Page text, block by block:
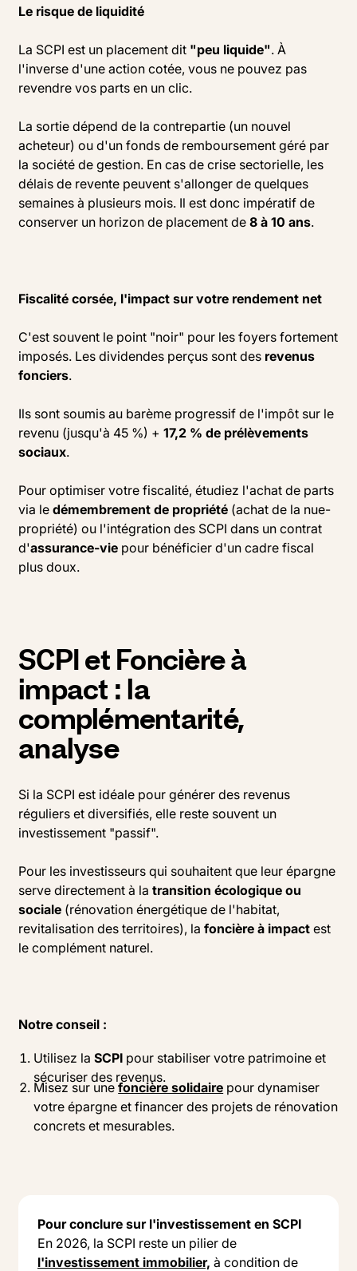
Le risque de liquidité
La SCPI est un placement dit "peu liquide". À
l'inverse d'une action cotée, vous ne pouvez pas
revendre vos parts en un clic.
La sortie dépend de la contrepartie (un nouvel
acheteur) ou d'un fonds de remboursement géré par
la société de gestion. En cas de crise sectorielle, les
délais de revente peuvent s'allonger de quelques
semaines à plusieurs mois. Il est donc impératif de
conserver un horizon de placement de 8 à 10 ans.
Fiscalité corsée, l'impact sur votre rendement net
C'est souvent le point "noir" pour les foyers fortement
imposés. Les dividendes perçus sont des revenus
fonciers.
Ils sont soumis au barème progressif de l'impôt sur le
revenu (jusqu'à 45 %) + 17,2 % de prélèvements
sociaux.
Pour optimiser votre fiscalité, étudiez l'achat de parts
via le démembrement de propriété (achat de la nue-
propriété) ou l'intégration des SCPI dans un contrat
d'assurance-vie pour bénéficier d'un cadre fiscal
plus doux.
SCPI et Foncière à
impact : la
complémentarité,
analyse
Si la SCPI est idéale pour générer des revenus
réguliers et diversifiés, elle reste souvent un
investissement "passif".
Pour les investisseurs qui souhaitent que leur épargne
serve directement à la transition écologique ou
sociale (rénovation énergétique de l'habitat,
revitalisation des territoires), la foncière à impact est
le complément naturel.
Notre conseil :
Utilisez laSCPI pour stabiliser votre patrimoine et
sécuriser des revenus.
Misez sur unefoncière solidaire pour dynamiser
votre épargne et financer des projets de rénovation
concrets et mesurables.
Pour conclure sur l'investissement en SCPI
En 2026, la SCPI reste un pilier de
l'investissement immobilier, à condition de